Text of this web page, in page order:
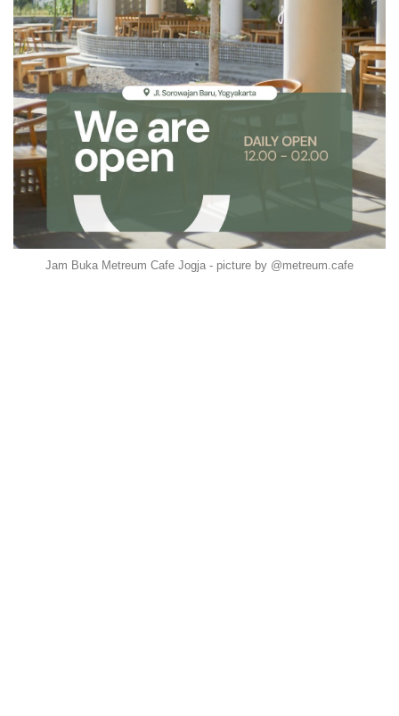
Jam Buka Metreum Cafe Jogja - picture by @metreum.cafe